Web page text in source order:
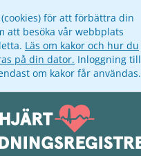
för att förbättra din
att besöka vår webbplats
Läs om kakor och hur du
på din dator. Inloggning till
om kakor får användas.